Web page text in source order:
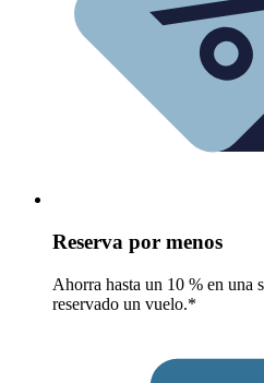
Reserva por menos
Ahorra hasta un 10 % en una
reservado un vuelo.*